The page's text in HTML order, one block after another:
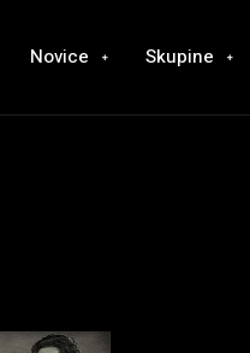
Novice Skupine